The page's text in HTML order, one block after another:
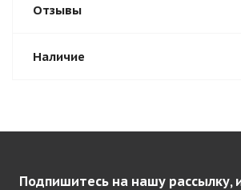
Отзывы
Наличие
Подпишитесь на нашу рассылку,